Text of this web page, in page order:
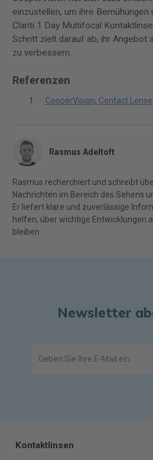
einzustellen, um ihre
Clariti 1 Day Multifocal
Schritt zielt darauf ab, ihr Angebot
zu verbessern.
Referenzen
CooperVision, Contact
Rasmus Adeltoft
Rasmus recherchiert und schreibt
Nachrichten im Bereich des Sehens
Er liefert klare und zuverlässige
helfen, über wichtige Entwicklungen
bleiben.
Newsletter
Kontaktlinsen